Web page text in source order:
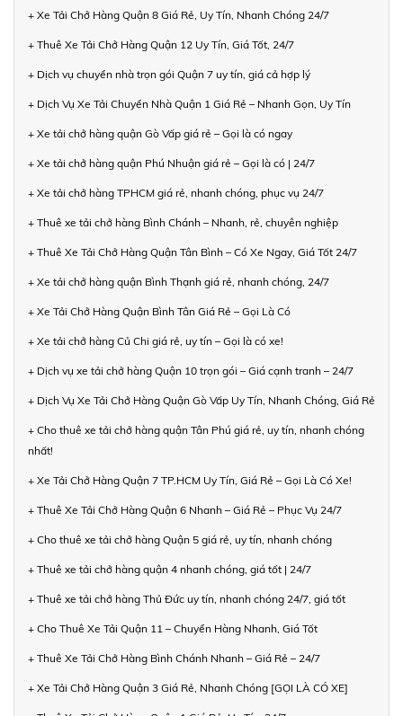
+ Xe Tải Chở Hàng Quận 8 Giá Rẻ, Uy Tín, Nhanh Chóng 24/7
+ Thuê Xe Tải Chở Hàng Quận 12 Uy Tín, Giá Tốt, 24/7
+ Dịch vụ chuyển nhà trọn gói Quận 7 uy tín, giá cả hợp lý
+ Dịch Vụ Xe Tải Chuyển Nhà Quận 1 Giá Rẻ – Nhanh Gọn, Uy Tín
+ Xe tải chở hàng quận Gò Vấp giá rẻ – Gọi là có ngay
+ Xe tải chở hàng quận Phú Nhuận giá rẻ – Gọi là có | 24/7
+ Xe tải chở hàng TPHCM giá rẻ, nhanh chóng, phục vụ 24/7
+ Thuê xe tải chở hàng Bình Chánh – Nhanh, rẻ, chuyên nghiệp
+ Thuê Xe Tải Chở Hàng Quận Tân Bình – Có Xe Ngay, Giá Tốt 24/7
+ Xe tải chở hàng quận Bình Thạnh giá rẻ, nhanh chóng, 24/7
+ Xe Tải Chở Hàng Quận Bình Tân Giá Rẻ – Gọi Là Có
+ Xe tải chở hàng Củ Chi giá rẻ, uy tín – Gọi là có xe!
+ Dịch vụ xe tải chở hàng Quận 10 trọn gói – Giá cạnh tranh – 24/7
+ Dịch Vụ Xe Tải Chở Hàng Quận Gò Vấp Uy Tín, Nhanh Chóng, Giá Rẻ
+ Cho thuê xe tải chở hàng quận Tân Phú giá rẻ, uy tín, nhanh chóng
nhất!
+ Xe Tải Chở Hàng Quận 7 TP.HCM Uy Tín, Giá Rẻ – Gọi Là Có Xe!
+ Thuê Xe Tải Chở Hàng Quận 6 Nhanh – Giá Rẻ – Phục Vụ 24/7
+ Cho thuê xe tải chở hàng Quận 5 giá rẻ, uy tín, nhanh chóng
+ Thuê xe tải chở hàng quận 4 nhanh chóng, giá tốt | 24/7
+ Thuê xe tải chở hàng Thủ Đức uy tín, nhanh chóng 24/7, giá tốt
+ Cho Thuê Xe Tải Quận 11 – Chuyển Hàng Nhanh, Giá Tốt
+ Thuê Xe Tải Chở Hàng Bình Chánh Nhanh – Giá Rẻ – 24/7
+ Xe Tải Chở Hàng Quận 3 Giá Rẻ, Nhanh Chóng [GỌI LÀ CÓ XE]